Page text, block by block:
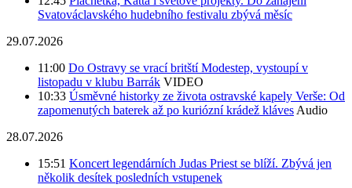
Svatováclavského hudebního festivalu zbývá měsíc
29.07.2026
11:00 Do Ostravy se vrací britští Modestep, vystoupí v
listopadu v klubu Barrák VIDEO
10:33 Úsměvné historky ze života ostravské kapely Verše: Od
zapomenutých baterek až po kuriózní krádež kláves Audio
28.07.2026
15:51 Koncert legendárních Judas Priest se blíží. Zbývá jen
několik desítek posledních vstupenek